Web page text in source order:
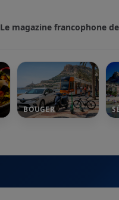
Le magazine francophone de
BOUGER